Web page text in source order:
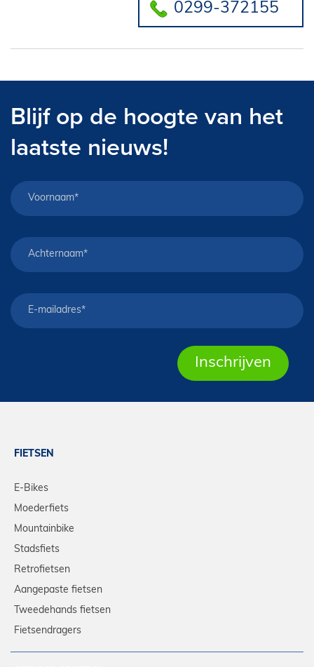
0299-372155
Blijf op de hoogte van het
laatste nieuws!
FIETSEN
E-Bikes
Moederfiets
Mountainbike
Stadsfiets
Retrofietsen
Aangepaste fietsen
Tweedehands fietsen
Fietsendragers